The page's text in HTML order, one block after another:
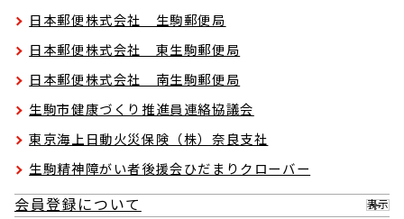
日本郵便株式会社 生駒郵便局
日本郵便株式会社 東生駒郵便局
日本郵便株式会社 南生駒郵便局
生駒市健康づくり推進員連絡協議会
東京海上日動火災保険（株）奈良支社
生駒精神障がい者後援会ひだまりクローバー
会員登録について 表示